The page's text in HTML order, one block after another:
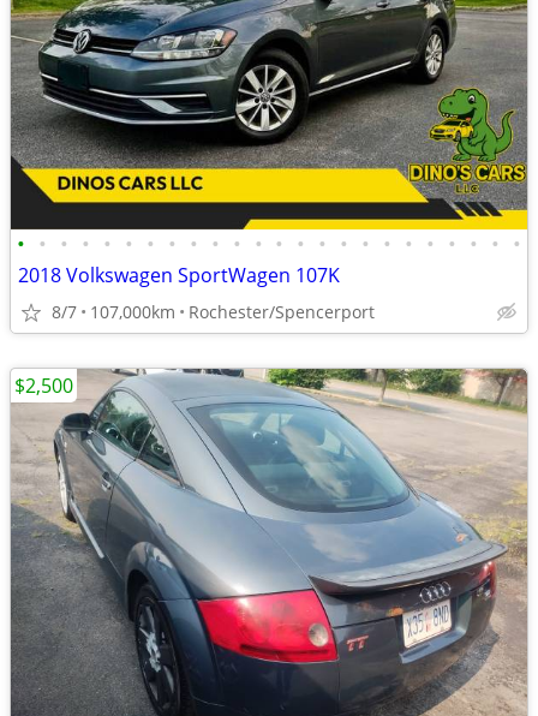
• • • • • • • • • • • • • • • • • • • • • • • •
2018 Volkswagen SportWagen 107K
8/7 107,000km Rochester/Spencerport
$2,500